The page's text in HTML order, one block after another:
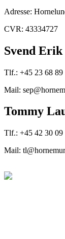
Adresse:
CVR: 43334727
Svend Erik
Tlf.: +45 23 68 89
Mail:
Tommy
Tlf.: +45 42 30 09
Mail: